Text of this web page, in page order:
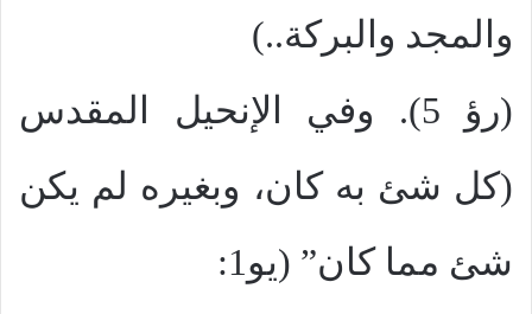
والمجد والبركة..)
(رؤ 5). وفي الإنحيل المقدس
(كل شئ به كان، وبغيره لم يكن
شئ مما كان” (يو1: